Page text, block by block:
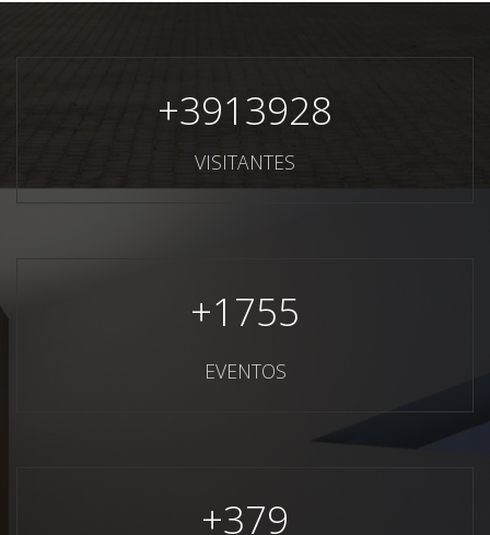
+3913928
VISITANTES
+1755
EVENTOS
+379